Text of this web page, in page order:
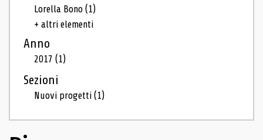
Lorella Bono(1)
+ altri elementi
Anno
2017(1)
Sezioni
Nuovi progetti(1)